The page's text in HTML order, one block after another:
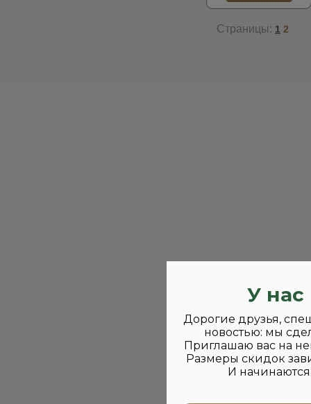
Страницы: 1 2
У нас
Дорогие друзья,
новостью: мы
Приглашаю вас на
Размеры скидок
И начинаются